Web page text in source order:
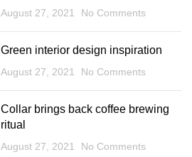
August 27, 2021 No Comments
Green interior design inspiration
August 27, 2021 No Comments
Collar brings back coffee brewing
ritual
August 27, 2021 No Comments